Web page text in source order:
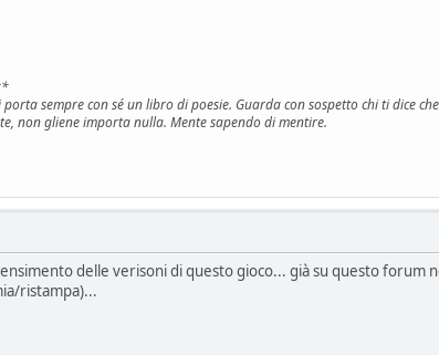
sempre con sé un libro di poesie. Guarda con sospetto chi ti dice
non gliene importa nulla. Mente sapendo di mentire.
delle verisoni di questo gioco... già su questo
ristampa)...